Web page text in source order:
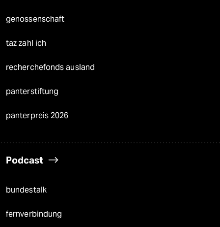
genossenschaft
taz zahl ich
recherchefonds ausland
panterstiftung
panterpreis 2026
Podcast
bundestalk
fernverbindung